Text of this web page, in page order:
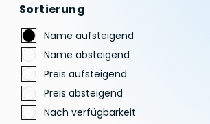
Sortierung
Name aufsteigend
Name absteigend
Preis aufsteigend
Preis absteigend
Nach verfügbarkeit